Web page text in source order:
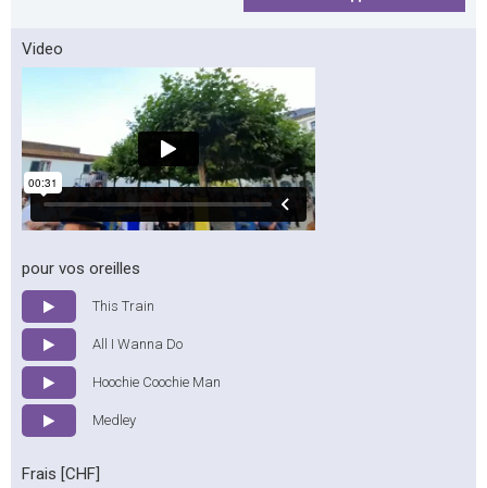
Video
pour vos oreilles
This Train
All I Wanna Do
Hoochie Coochie Man
Medley
Frais [CHF]